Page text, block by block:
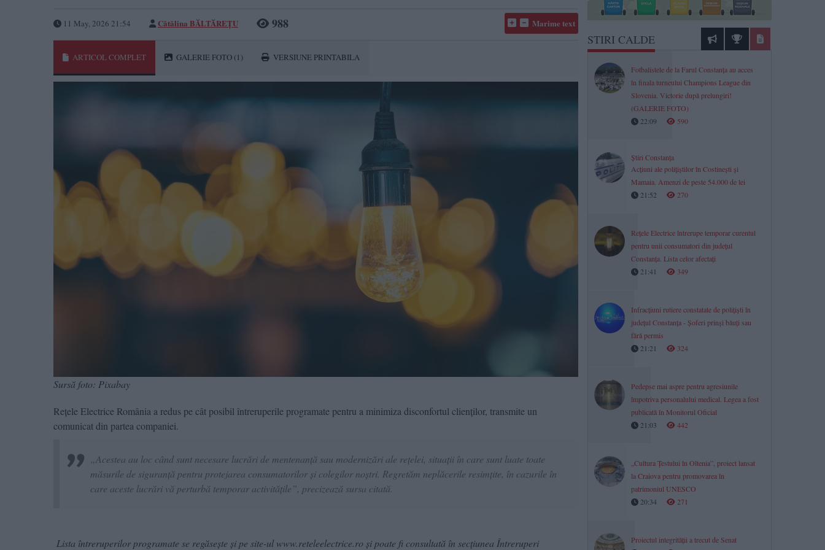
11 May, 2026 21:54 Cătălina BĂLTĂREȚU 988 Marime text
ARTICOL COMPLET GALERIE FOTO (1) VERSIUNE PRINTABILA
Sursă foto: Pixabay
Rețele Electrice România a redus pe cât posibil întreruperile programate pentru a minimiza disconfortul clienților, transmite un
comunicat din partea companiei.
„Acestea au loc când sunt necesare lucrări de mentenanță sau modernizări ale rețelei, situații în care sunt luate toate
măsurile de siguranță pentru protejarea consumatorilor și colegilor noștri. Regretăm neplăcerile resimțite, în cazurile în
care aceste lucrări vă perturbă temporar activitățile”, precizează sursa citată.
Lista întreruperilor programate se regăsește și pe site-ul www.reteleelectrice.ro și poate fi consultată în secțiunea Întreruperi
STIRI CALDE
Fotbalistele de la Farul Constanța au acces
în finala turneului Champions League din
Slovenia. Victorie după prelungiri!
(GALERIE FOTO)
22:09
590
Știri Constanța
Acțiuni ale polițiștilor în Costinești și
Mamaia. Amenzi de peste 54.000 de lei
21:52
270
Rețele Electrice întrerupe temporar curentul
pentru unii consumatori din județul
Constanța. Lista celor afectați
21:41
349
Infracțiuni rutiere constatate de polițiști în
județul Constanța - Șoferi prinși băuți sau
fără permis
21:21
324
Pedepse mai aspre pentru agresiunile
împotriva personalului medical. Legea a fost
publicată în Monitorul Oficial
21:03
442
„Cultura Țestului în Oltenia”, proiect lansat
la Craiova pentru promovarea în
patrimoniul UNESCO
20:34
271
Proiectul integrității a trecut de Senat